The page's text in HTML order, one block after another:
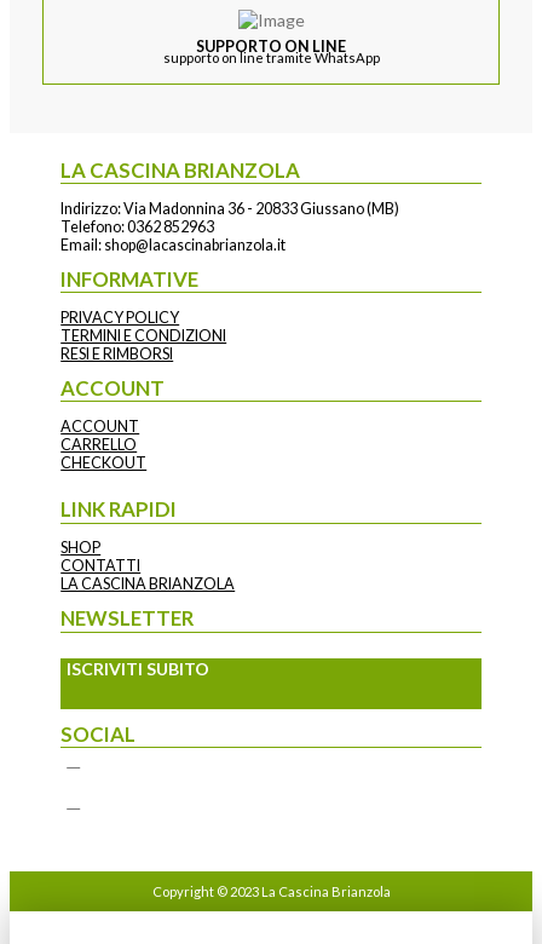
SUPPORTO ON LINE
supporto on line tramite WhatsApp
LA CASCINA BRIANZOLA
Indirizzo: Via Madonnina 36 - 20833 Giussano (MB)
Telefono:0362 852963
Email: shop@lacascinabrianzola.it
INFORMATIVE
PRIVACY POLICY
TERMINI E CONDIZIONI
RESI E RIMBORSI
ACCOUNT
ACCOUNT
CARRELLO
CHECKOUT
LINK RAPIDI
SHOP
CONTATTI
LA CASCINA BRIANZOLA
NEWSLETTER
ISCRIVITI SUBITO
SOCIAL
Copyright © 2023 La Cascina Brianzola